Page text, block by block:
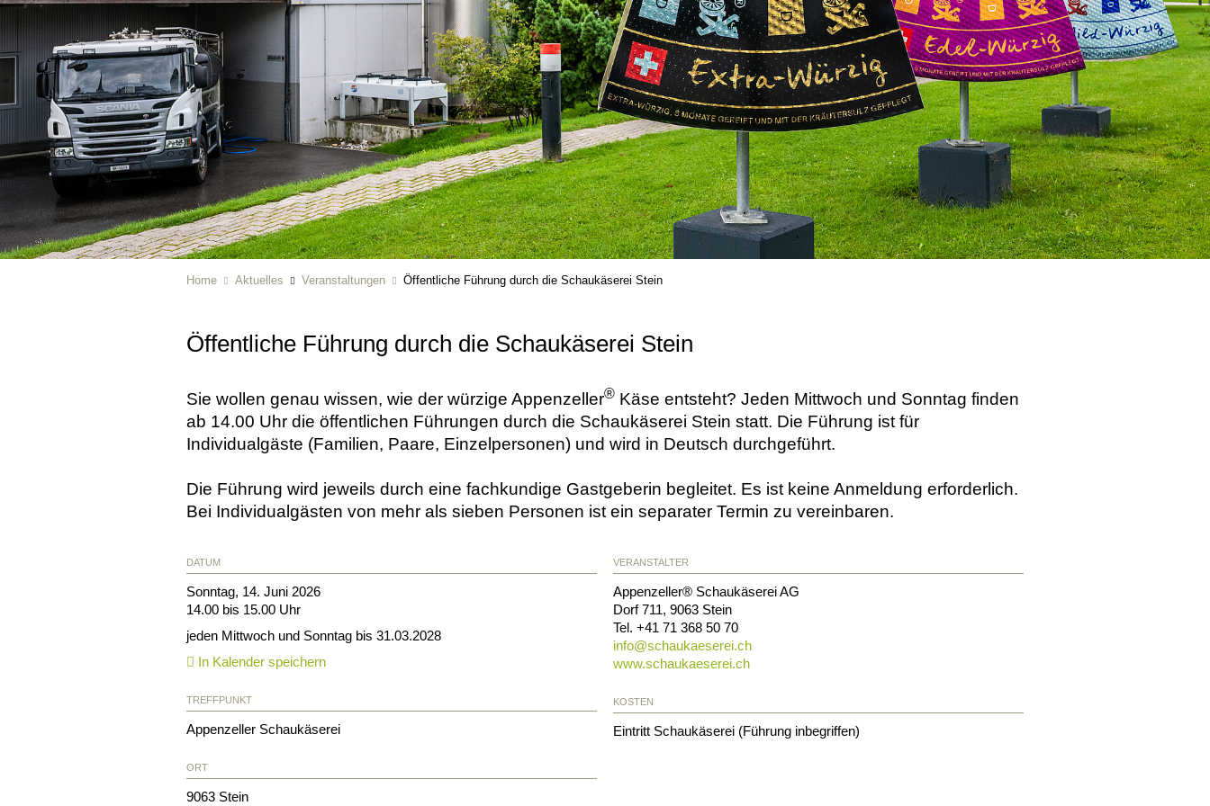
Home Aktuelles Veranstaltungen Öffentliche Führung durch die Schaukäserei Stein
Öffentliche Führung durch die Schaukäserei Stein
Sie wollen genau wissen, wie der würzige Appenzeller® Käse entsteht? Jeden Mittwoch und Sonntag finden
ab 14.00 Uhr die öffentlichen Führungen durch die Schaukäserei Stein statt. Die Führung ist für
Individualgäste (Familien, Paare, Einzelpersonen) und wird in Deutsch durchgeführt.
Die Führung wird jeweils durch eine fachkundige Gastgeberin begleitet. Es ist keine Anmeldung erforderlich.
Bei Individualgästen von mehr als sieben Personen ist ein separater Termin zu vereinbaren.
DATUM
Sonntag, 14. Juni 2026
14.00 bis 15.00 Uhr
jeden Mittwoch und Sonntag bis 31.03.2028
In Kalender speichern
TREFFPUNKT
Appenzeller Schaukäserei
ORT
9063 Stein
VERANSTALTER
Appenzeller® Schaukäserei AG
Dorf 711,9063 Stein
Tel.+41 71 368 50 70
info@schaukaeserei.ch
www.schaukaeserei.ch
KOSTEN
Eintritt Schaukäserei (Führung inbegriffen)